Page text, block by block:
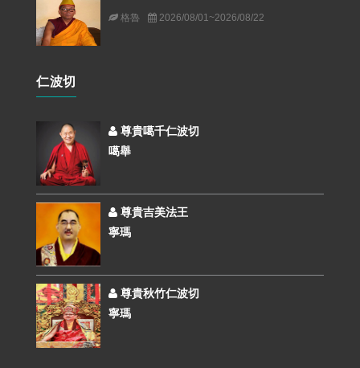
格魯 2026/08/01~2026/08/22
仁波切
尊貴噶千仁波切
噶舉
尊貴吉美法王
寧瑪
尊貴秋竹仁波切
寧瑪